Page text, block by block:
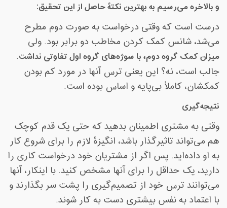
و بالاخره می‌رسیم به بهترین نکتۀ حاصل از این تحقیق:
درست است که وقتی درخواست به صورت دوم مطرح
می‌شد، شانس کمک کردن مخاطب دو برابر بود. ولی
میزان کمک گروه دوم، با سوژه‌های گروه اول تفاوتی نداشت.
جالب است، نه؟ این یعنی ترس آنها در مورد کم بودن
کمکشان، کاملاً بی‌پایه و اساس بوده است.
نتیجه‌گیری
وقتی به مشتری اطمینان بدهید که حتی یک قدم کوچک
هم می‌تواند تاثیرگذار باشد، انگیزۀ لازم را برای شروع کار
به او داده‌اید. پس اگر از مشتریان خود درخواست کاری را
دارید، یک حداقل را برای آنها مشخص کنید. با اینکار، آنها
می‌توانند ترس خود از تصمیم‌گیری را پشت سر بگذارند و
با اعتماد به نفس بیشتری دست به کار شوند.